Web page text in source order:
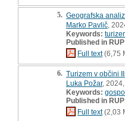
5. Geografska
Marko Pavlič ,
Keywords:
Published in
Full text(6,75
6. Turizem v občini
Luka Požar,
Keywords:
Published in
Full text(2,03